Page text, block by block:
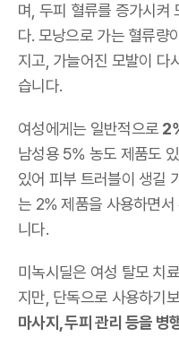
며, 두피 혈류를 증가시켜
다. 모낭으로 가는 혈류량
지고, 가늘어진 모발이 다
습니다.
여성에게는 일반적으로
남성용 5% 농도 제품도
있어 피부 트러블이 생길
는 2% 제품을 사용하면
니다.
미녹시딜은 여성 탈모 치
지만, 단독으로 사용하기
마사지, 두피 관리 등을 병